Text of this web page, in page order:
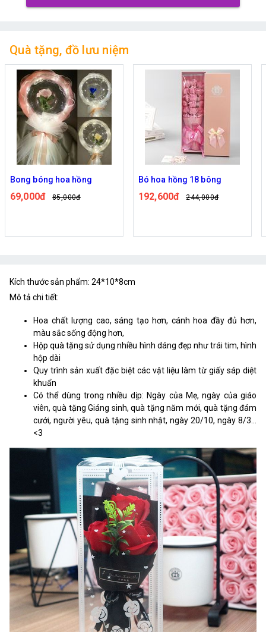
Quà tặng, đồ lưu niệm
Bong bóng hoa hồng
69,000đ 85,000đ
Bó hoa hồng 18 bông
192,600đ 244,000đ
Kích thước sản phẩm: 24*10*8cm
Mô tả chi tiết:
Hoa chất lượng cao, sáng tạo hơn, cánh hoa đầy đủ hơn,
màu sắc sống động hơn,
Hộp quà tặng sử dụng nhiều hình dáng đẹp như trái tim, hình
hộp dài
Quy trình sản xuất đặc biệt các vật liệu làm từ giấy sáp diệt
khuẩn
Có thể dùng trong nhiều dịp: Ngày của Mẹ, ngày của giáo
viên, quà tặng Giáng sinh, quà tặng năm mới, quà tặng đám
cưới, người yêu, quà tặng sinh nhật, ngày 20/10, ngày 8/3…
<3